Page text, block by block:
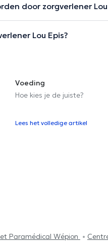
door zorgverlener
Lou Epis?
Voeding
Hoe kies je de juiste?
Lees het volledige artikel
Paramédical Wépion